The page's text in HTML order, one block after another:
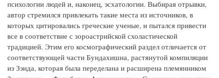
психологии людей и, наконец, эсхатологии. Выбирая отрывки,
автор стремился привлекать такие места из источников, в
которых цитировались греческие ученые, и пытался привести
все в соответствие с зороастрийской схоластической
традицией. Этим его космографический раздел отличается от
соответствующей части Бундахишна, растянутой компиляции
из Зэнда, которая была переделана и расширена племянником